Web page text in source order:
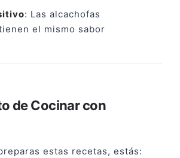
: Las alcachofas
el mismo sabor
de Cocinar con
estas recetas, estás: